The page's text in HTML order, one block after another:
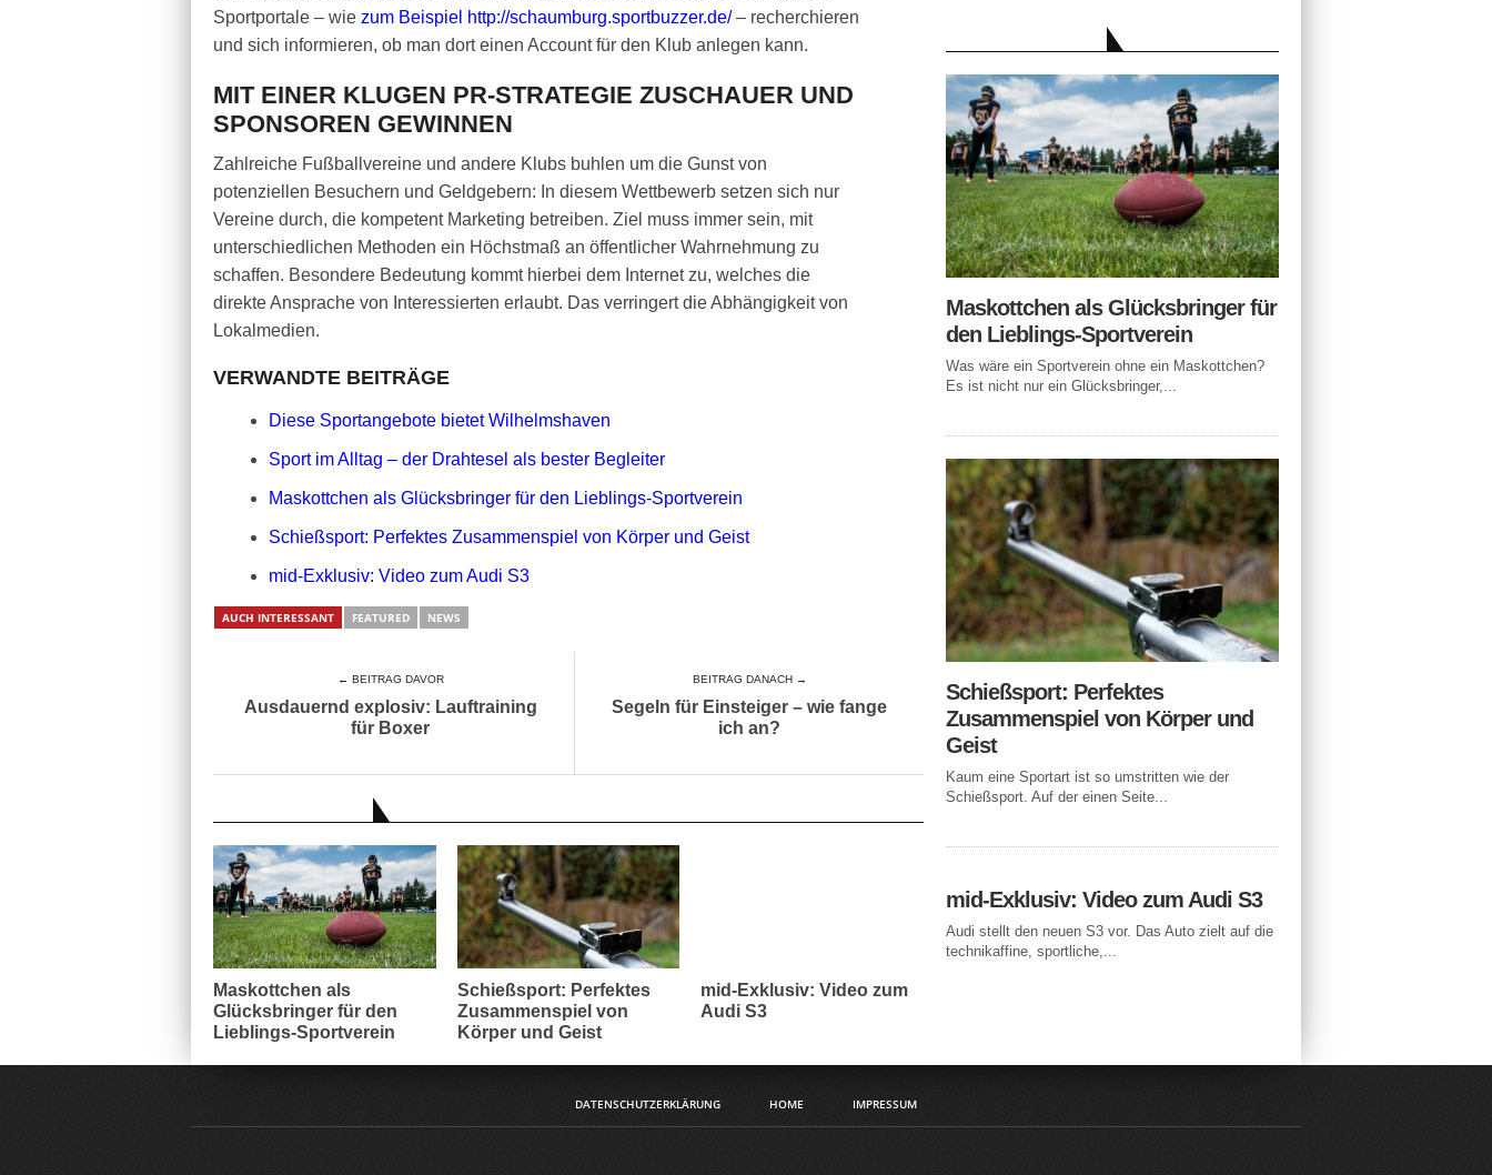
Sportportale – wie zum Beispiel http://schaumburg.sportbuzzer.de/– recherchieren
und sich informieren, ob man dort einen Account für den Klub anlegen kann.
MIT EINER KLUGEN PR-STRATEGIE ZUSCHAUER UND
SPONSOREN GEWINNEN
Zahlreiche Fußballvereine und andere Klubs buhlen um die Gunst von
potenziellen Besuchern und Geldgebern: In diesem Wettbewerb setzen sich nur
Vereine durch, die kompetent Marketing betreiben. Ziel muss immer sein, mit
unterschiedlichen Methoden ein Höchstmaß an öffentlicher Wahrnehmung zu
schaffen. Besondere Bedeutung kommt hierbei dem Internet zu, welches die
direkte Ansprache von Interessierten erlaubt. Das verringert die Abhängigkeit von
Lokalmedien.
VERWANDTE BEITRÄGE
Diese Sportangebote bietet Wilhelmshaven
Sport im Alltag – der Drahtesel als bester Begleiter
Maskottchen als Glücksbringer für den Lieblings-Sportverein
Schießsport: Perfektes Zusammenspiel von Körper und Geist
mid-Exklusiv: Video zum Audi S3
AUCH INTERESSANT FEATURED NEWS
← BEITRAG DAVOR
Ausdauernd explosiv: Lauftraining
für Boxer
BEITRAG DANACH →
Segeln für Einsteiger – wie fange
ich an?
Maskottchen als
Glücksbringer für den
Lieblings-Sportverein
Schießsport: Perfektes
Zusammenspiel von
Körper und Geist
mid-Exklusiv: Video zum
Audi S3
Maskottchen als Glücksbringer für
den Lieblings-Sportverein
Was wäre ein Sportverein ohne ein Maskottchen?
Es ist nicht nur ein Glücksbringer,...
Schießsport: Perfektes
Zusammenspiel von Körper und
Geist
Kaum eine Sportart ist so umstritten wie der
Schießsport. Auf der einen Seite...
mid-Exklusiv: Video zum Audi S3
Audi stellt den neuen S3 vor. Das Auto zielt auf die
technikaffine, sportliche,...
DATENSCHUTZERKLÄRUNG HOME IMPRESSUM